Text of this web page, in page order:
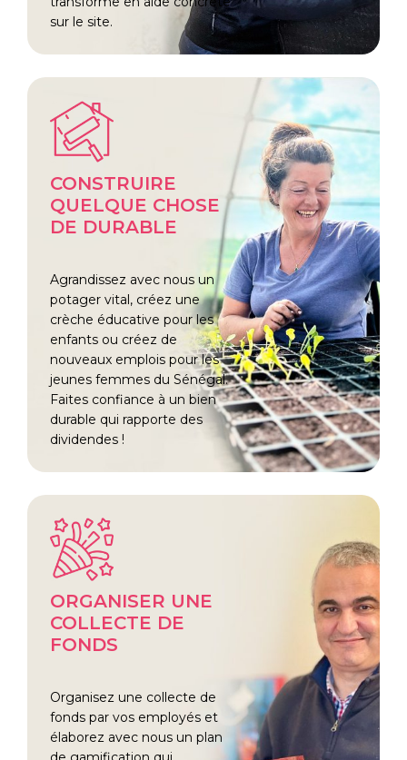
sur le site.
CONSTRUIRE
QUELQUE CHOSE
DE DURABLE
Agrandissez avec nous un
potager vital, créez une
crèche éducative pour les
enfants ou créez de
nouveaux emplois pour les
jeunes femmes du Sénégal.
Faites confiance à un bien
durable qui rapporte des
dividendes !
ORGANISER UNE
COLLECTE DE
FONDS
Organisez une collecte de
fonds par vos employés et
élaborez avec nous un plan